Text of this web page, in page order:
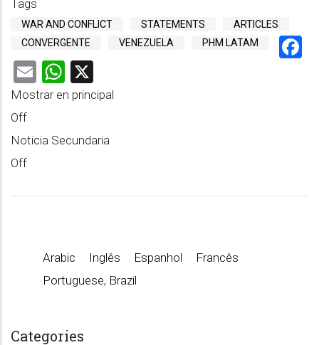
Tags
WAR AND CONFLICT STATEMENTS
ARTICLES
CONVERGENTE
VENEZUELA PHM LATAM
EmailWhatsApp
Mostrar en principal
Off
Noticia Secundaria
Off
Arabic Inglês Espanhol
Francês
Portuguese, Brazil
Categories